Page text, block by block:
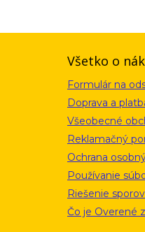
Všetko o
Formulár na
Doprava a
Všeobecné
Reklamačný
Ochrana
Používanie
Riešenie
Čo je Overené